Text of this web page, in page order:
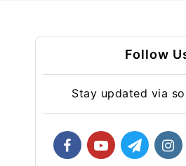
Follow
Stay updated via